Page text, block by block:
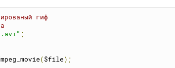
гиф
;
( $file );